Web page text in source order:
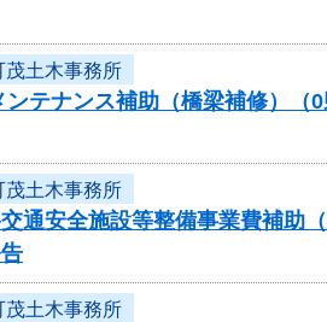
茂土木事務所
ンテナンス補助（橋梁補修）
茂土木事務所
通安全施設等整備事業費補
茂土木事務所